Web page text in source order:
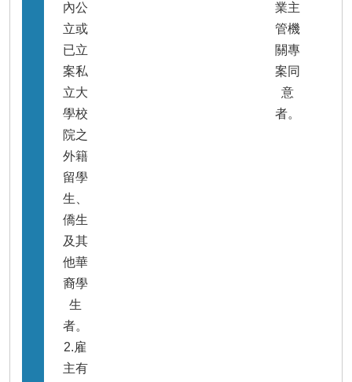
內公
立或
已立
案私
立大
學校
院之
外籍
留學
生、
僑生
及其
他華
裔學
生
者。
2.雇
主有
業主
管機
關專
案同
意
者。